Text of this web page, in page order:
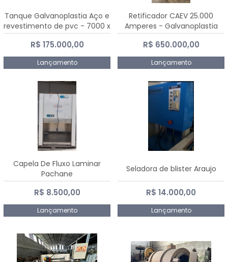
Tanque Galvanoplastia Aço e
revestimento de pvc - 7000 x
2200 mm
R$ 175.000,00
Lançamento
Retificador CAEV 25.000
Amperes - Galvanoplastia
R$ 650.000,00
Lançamento
Capela De Fluxo Laminar
Pachane
R$ 8.500,00
Lançamento
Seladora de blister Araujo
R$ 14.000,00
Lançamento